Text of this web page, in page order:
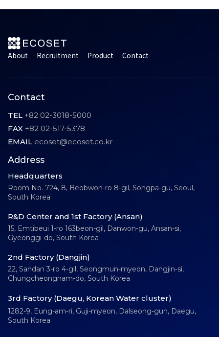
About Recruitment Product Contact
Contact
TEL +82 02-3018-5000
FAX +82 02-517-5378
EMAIL ecoset@ecoset.co.kr
Address
Headquarters
Room No. 724, 8, Beobwon-ro 8-gil, Songpa-gu, Seoul,
South Korea
R&D Center and 1st Factory (Ansan)
15, Emtibeui 1-ro 163beon-gil, Danwon-gu, Ansan-si,
Gyeonggi-do, South Korea
2nd Factory (Dangjin)
22, Sandan 3-ro 4-gil, Seongmun-myeon, Dangjin-si,
Chungcheongnam-do, South Korea
3rd Factory (Daegu, Korean Water cluster)
1282-9, Eung-am-ri, Guji-myeon, Dalseong-gun, Daegu,
South Korea